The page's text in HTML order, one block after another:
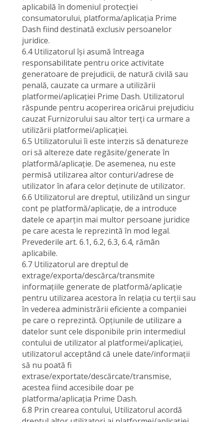
aplicabilă în domeniul protecției
consumatorului, platforma/aplicația Prime
Dash fiind destinată exclusiv persoanelor
juridice.
6.4 Utilizatorul își asumă întreaga
responsabilitate pentru orice activitate
generatoare de prejudicii, de natură civilă sau
penală, cauzate ca urmare a utilizării
platformei/aplicației Prime Dash. Utilizatorul
răspunde pentru acoperirea oricărui prejudiciu
cauzat Furnizorului sau altor terți ca urmare a
utilizării platformei/aplicației.
6.5 Utilizatorului îi este interzis să denatureze
ori să altereze date regăsite/generate în
platformă/aplicație. De asemenea, nu este
permisă utilizarea altor conturi/adrese de
utilizator în afara celor deținute de utilizator.
6.6 Utilizatorul are dreptul, utilizând un singur
cont pe platformă/aplicație, de a introduce
datele ce aparțin mai multor persoane juridice
pe care acesta le reprezintă în mod legal.
Prevederile art. 6.1, 6.2, 6.3, 6.4, rămân
aplicabile.
6.7 Utilizatorul are dreptul de
extrage/exporta/descărca/transmite
informațiile generate de platformă/aplicație
pentru utilizarea acestora în relația cu terții sau
în vederea administrării eficiente a companiei
pe care o reprezintă. Opțiunile de utilizare a
datelor sunt cele disponibile prin intermediul
contului de utilizator al platformei/aplicației,
utilizatorul acceptând că unele date/informații
să nu poată fi
extrase/exportate/descărcate/transmise,
acestea fiind accesibile doar pe
platforma/aplicația Prime Dash.
6.8 Prin crearea contului, Utilizatorul acordă